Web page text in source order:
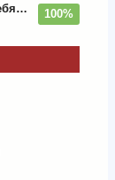
ВИА Веселые Ребята - Любовь - Огромная Страна - 1974/2026 100%